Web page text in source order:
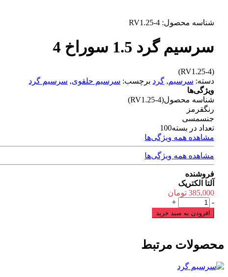
شناسه محصول: RV1.25-4
سرسیم گرد 1.5 سوراخ 4
(RV1.25-4)
دسته: سرسیم, گرد برچسب: سرسیم حلقوی, سرسیم گرد
ویژگی‌ها
شناسه محصول(RV1.25-4)
رنگقرمز
جنسمسی
تعداد در بسته100
مشاهده همه ویژگی‌ها
مشاهده همه ویژگی‌ها
فروشنده
آلتا الکتریک
385,000 تومان
سرسیم
گرد
1.5
عدد
-
+
افزودن به سبد خرید
محصولات مرتبط